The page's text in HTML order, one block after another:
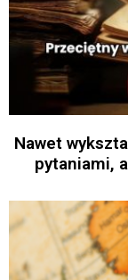
Nawet
pytaniami,